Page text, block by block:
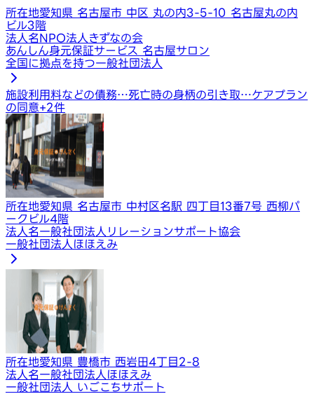
所在地愛知県 名古屋市 中区 丸の内3-5-10 名古屋丸の内
ビル3階
法人名NPO法人きずなの会
あんしん身元保証サービス 名古屋サロン
全国に拠点を持つ一般社団法人
施設利用料などの債務…死亡時の身柄の引き取…ケアプラン
の同意+2件
所在地愛知県 名古屋市 中村区名駅 四丁目13番7号 西柳パ
ークビル4階
法人名一般社団法人リレーションサポート協会
一般社団法人ほほえみ
所在地愛知県 豊橋市 西岩田4丁目2-8
法人名一般社団法人ほほえみ
一般社団法人 いごこちサポート